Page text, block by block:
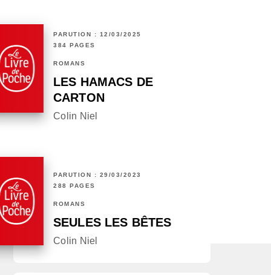
PARUTION : 12/03/2025
384 PAGES
ROMANS
LES HAMACS DE
CARTON
Colin Niel
PARUTION : 29/03/2023
288 PAGES
ROMANS
SEULES LES BÊTES
Colin Niel